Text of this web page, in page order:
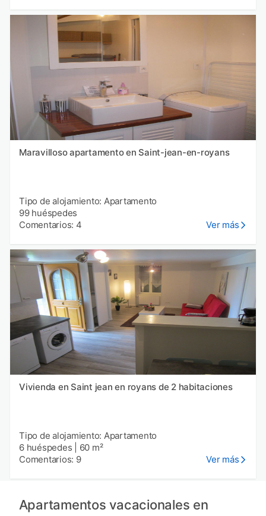
Maravilloso apartamento en Saint-jean-en-royans
Tipo de alojamiento: Apartamento
99 huéspedes
Comentarios: 4
Ver más
Vivienda en Saint jean en royans de 2 habitaciones
Tipo de alojamiento: Apartamento
6 huéspedes
60 m²
Comentarios: 9
Ver más
Apartamentos vacacionales en